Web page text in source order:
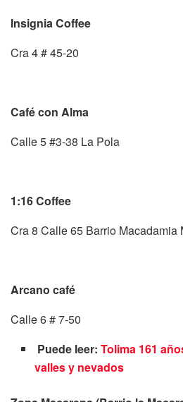
Insignia Coffee
Cra 4 # 45-20
Café con Alma
Calle 5 #3-38 La Pola
1:16 Coffee
Cra 8 Calle 65 Barrio Macadamia
Arcano café
Calle 6 # 7-50
Puede leer:Tolima 161
valles y nevados